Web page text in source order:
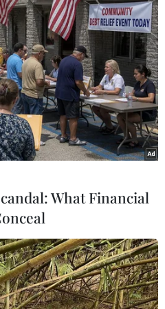
trái phép từ Trung Quốc
rời khu công nghiệp
What Financial